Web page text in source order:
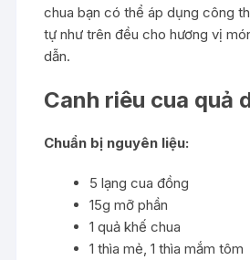
chua bạn có thể áp dụng công
tự như trên đều cho hương vị
dẫn.
Canh riêu cua quả
Chuẩn bị nguyên liệu:
5 lạng cua đồng
15g mỡ phần
1 quả khế chua
1 thìa mẻ, 1 thìa mắm tôm